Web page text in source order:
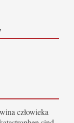
człowieka